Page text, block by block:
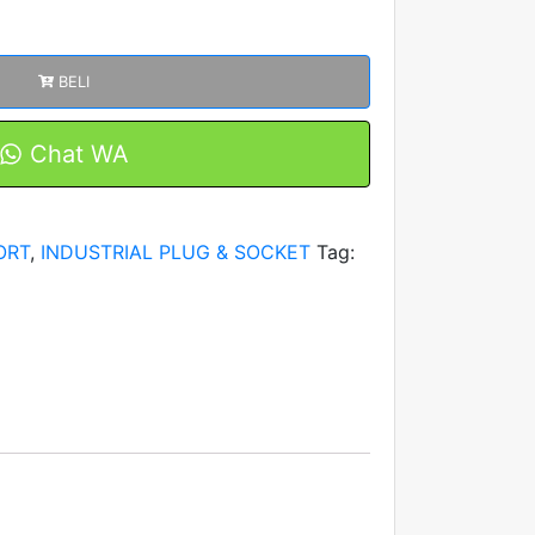
BELI
Chat WA
, INDUSTRIAL PLUG & SOCKET Tag: